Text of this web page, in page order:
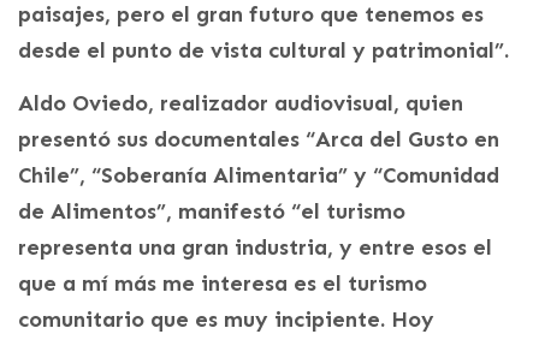
paisajes, pero el gran futuro que tenemos es
desde el punto de vista cultural y patrimonial”.
Aldo Oviedo, realizador audiovisual, quien
presentó sus documentales “Arca del Gusto en
Chile”, “Soberanía Alimentaria” y “Comunidad
de Alimentos”, manifestó “el turismo
representa una gran industria, y entre esos el
que a mí más me interesa es el turismo
comunitario que es muy incipiente. Hoy